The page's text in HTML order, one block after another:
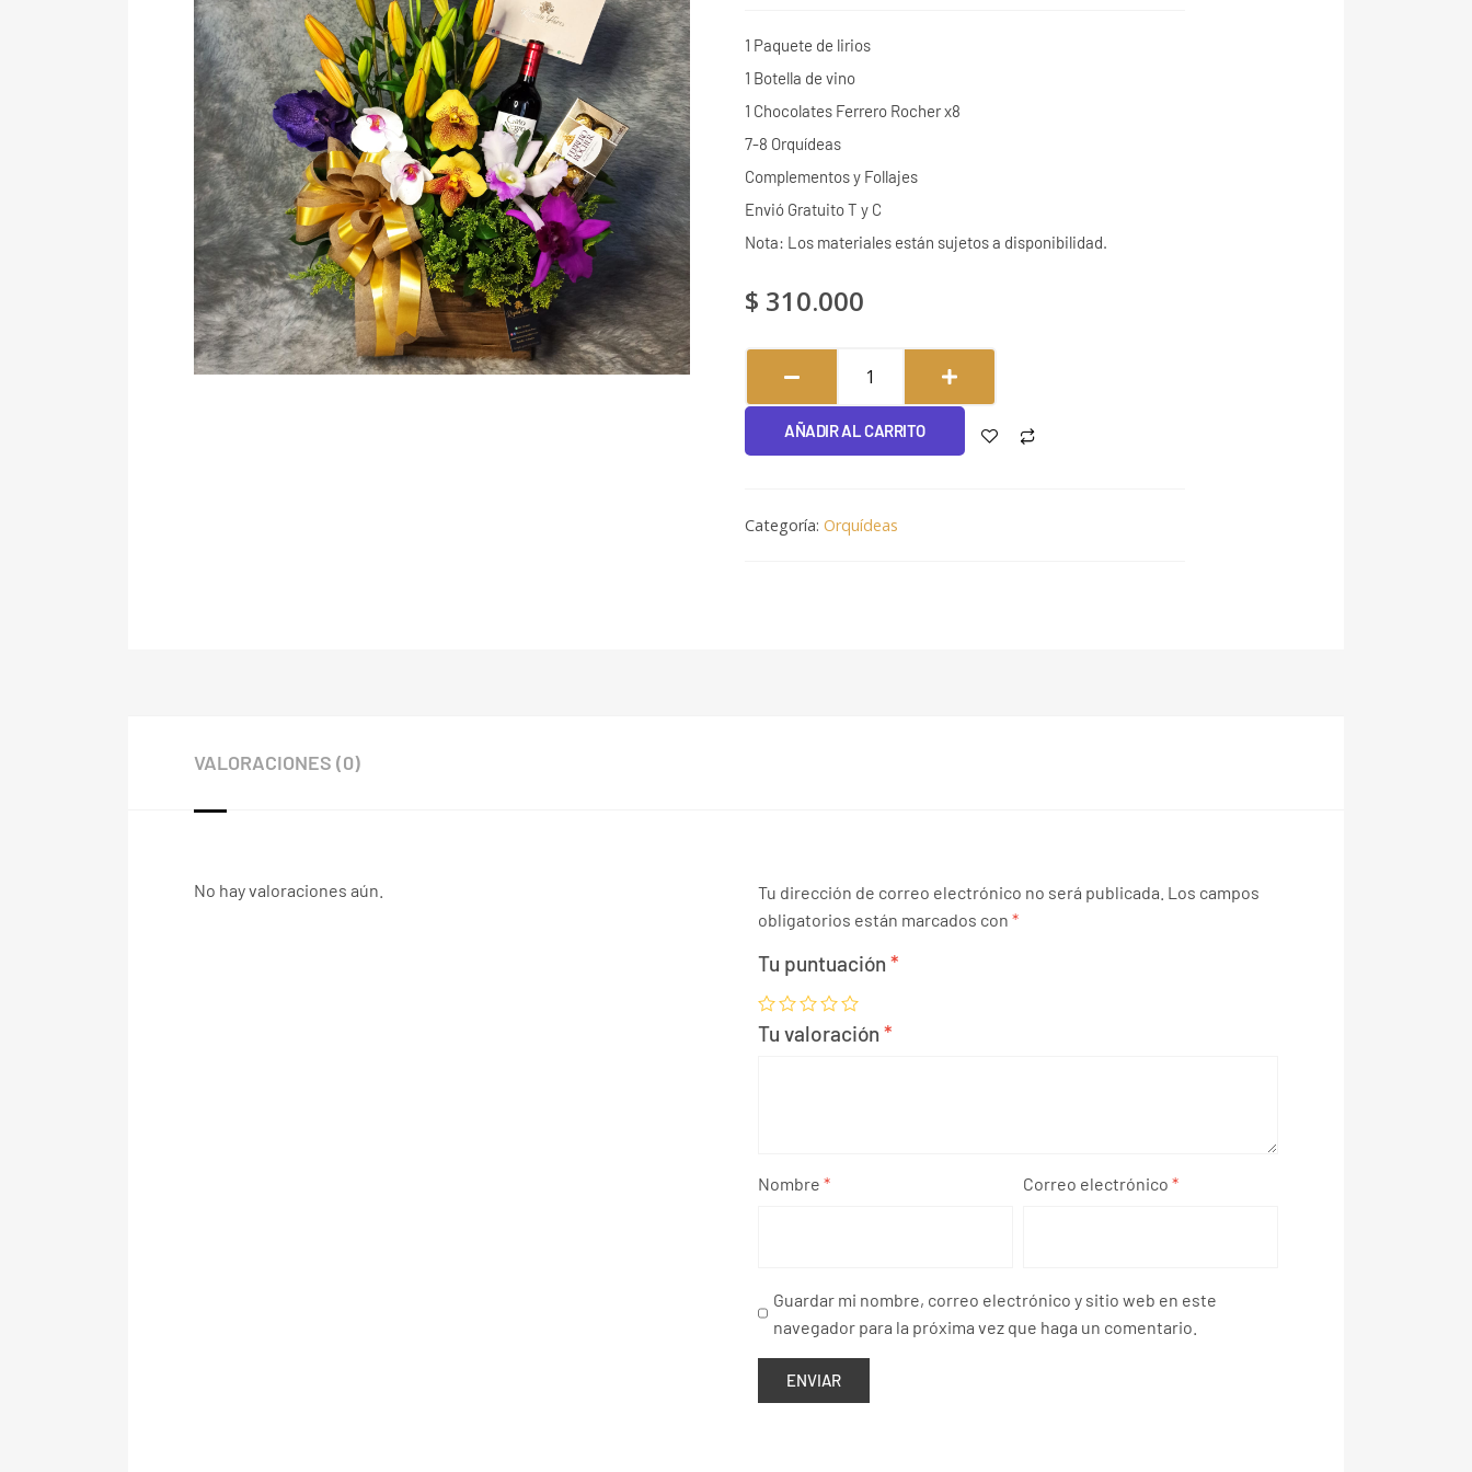
1 Paquete de lirios
1 Botella de vino
1 Chocolates Ferrero Rocher x8
7-8 Orquídeas
Complementos y Follajes
Envió Gratuito T y C
Nota: Los materiales están sujetos a disponibilidad.
$ 310.000
#127
cantidad
AÑADIR AL CARRITO
Categoría: Orquídeas
VALORACIONES (0)
No hay valoraciones aún. Tu dirección de correo electrónico no será publicada. Los campos
obligatorios están marcados con *
Tu puntuación *
Tu valoración *
Nombre * Correo electrónico*
Guardar mi nombre, correo electrónico y sitio web en este
navegador para la próxima vez que haga un comentario.